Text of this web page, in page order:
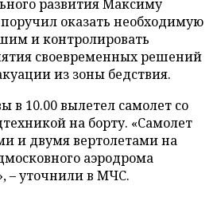
развития Максиму
оказать необходимую
и контролировать
своевременных решений
из зоны бедствия.
в 10.00 вылетел самолет со
на борту. «Самолет
и двумя вертолетами на
аэродрома
–уточнили в МЧС.